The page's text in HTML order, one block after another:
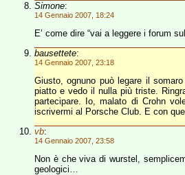
Simone:
14 Gennaio 2007, 18:24
E’ come dire “vai a leggere i forum
bausettete:
14 Gennaio 2007, 23:18
Giusto, ognuno può legare il
piatto e vedo il nulla più triste.
partecipare. Io, malato di Crohn
iscrivermi al Porsche Club. E con
vb:
14 Gennaio 2007, 23:58
Non è che viva di wurstel,
geologici…